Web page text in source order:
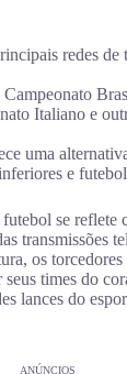
redes de
Campeonato
Italiano e
uma
e
se reflete
transmissões
os torcedores
times do
lances do
ANÚNCIOS